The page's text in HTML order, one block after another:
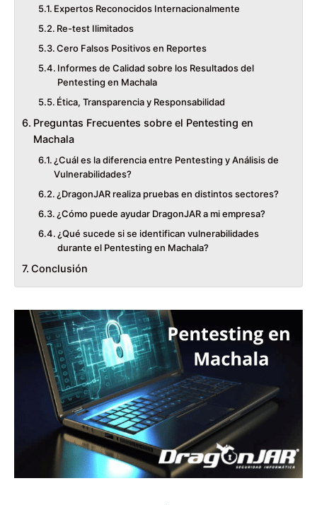
Expertos Reconocidos Internacionalmente
Re-test Ilimitados
Cero Falsos Positivos en Reportes
Informes de Calidad sobre los Resultados del
Pentesting en Machala
Ética, Transparencia y Responsabilidad
Preguntas Frecuentes sobre el Pentesting en
Machala
¿Cuál es la diferencia entre Pentesting y Análisis de
Vulnerabilidades?
¿DragonJAR realiza pruebas en distintos sectores?
¿Cómo puede ayudar DragonJAR a mi empresa?
¿Qué sucede si se identifican vulnerabilidades
durante el Pentesting en Machala?
Conclusión